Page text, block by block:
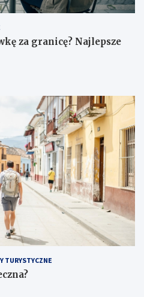
za granicę? Najlepsze
TURYSTYCZNE